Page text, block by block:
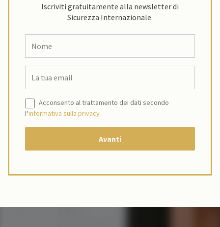
Iscriviti gratuitamente alla newsletter di
Sicurezza Internazionale.
Acconsento al trattamento dei dati secondo
l’informativa sulla privacy